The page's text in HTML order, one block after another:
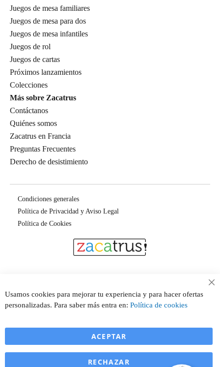
Juegos de mesa familiares
Juegos de mesa para dos
Juegos de mesa infantiles
Juegos de rol
Juegos de cartas
Próximos lanzamientos
Colecciones
Más sobre Zacatrus
Contáctanos
Quiénes somos
Zacatrus en Francia
Preguntas Frecuentes
Derecho de desistimiento
Condiciones generales
Política de Privacidad y Aviso Legal
Política de Cookies
Usamos cookies para mejorar tu experiencia y para hacer ofertas
personalizadas. Para saber más entra en: Política de cookies
ACEPTAR
RECHAZAR